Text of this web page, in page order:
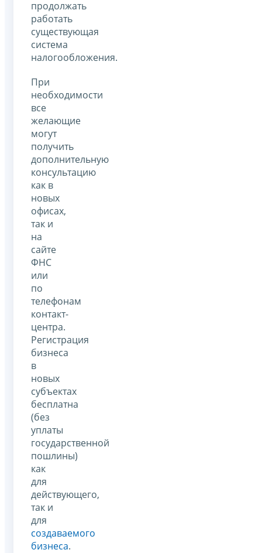
продолжать
работать
существующая
система
налогообложения.
При
необходимости
все
желающие
могут
получить
дополнительную
консультацию
как в
новых
офисах,
так и
на
сайте
ФНС
или
по
телефонам
контакт-
центра.
Регистрация
бизнеса
в
новых
субъектах
бесплатна
(без
уплаты
государственной
пошлины)
как
для
действующего,
так и
для
создаваемого
бизнеса.